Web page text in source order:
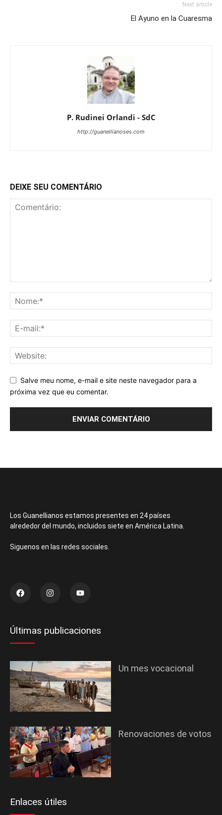
Next article
El Ayuno en la Cuaresma
P. Rudinei Orlandi - SdC
http://guanellianoses.com
DEIXE SEU COMENTÁRIO
Salve meu nome, e-mail e site neste navegador para a
próxima vez que eu comentar.
Los Guanellianos estamos presentes en 24 países
alrededor del mundo, incluidos siete en América Latina.
Siguenos en las redes sociales.
Últimas publicaciones
Un mes vocacional
Renovaciones de votos
Enlaces útiles